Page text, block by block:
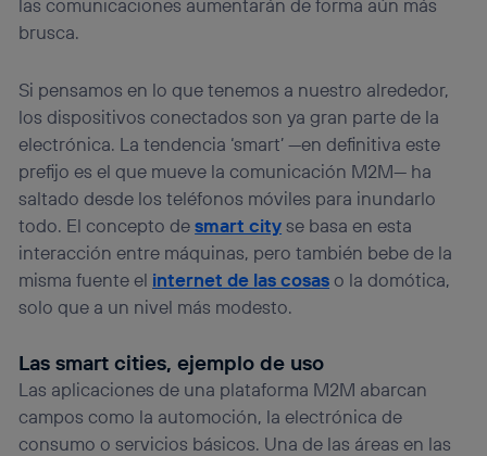
las comunicaciones aumentarán de forma aún más
brusca.
Si pensamos en lo que tenemos a nuestro alrededor,
los dispositivos conectados son ya gran parte de la
electrónica. La tendencia ‘smart’ —en definitiva este
prefijo es el que mueve la comunicación M2M— ha
saltado desde los teléfonos móviles para inundarlo
todo. El concepto desmart cityse basa en esta
interacción entre máquinas, pero también bebe de la
misma fuente el internet de las cosaso la domótica,
solo que a un nivel más modesto.
Las smart cities, ejemplo de uso
Las aplicaciones de una plataforma M2M abarcan
campos como la automoción, la electrónica de
consumo o servicios básicos. Una de las áreas en las